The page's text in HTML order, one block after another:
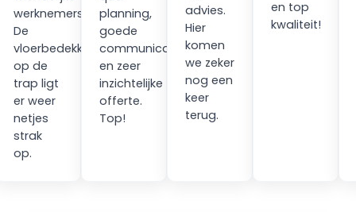
werknemers.
De
vloerbedekking
op de
trap ligt
er weer
netjes
strak
op.
planning,
goede
communicatie
en zeer
inzichtelijke
offerte.
Top!
advies.
Hier
komen
we zeker
nog een
keer
terug.
en top
kwaliteit!